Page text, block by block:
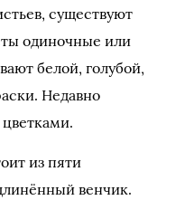
существуют
одиночные или
белой, голубой,
Недавно
из пяти
венчик.